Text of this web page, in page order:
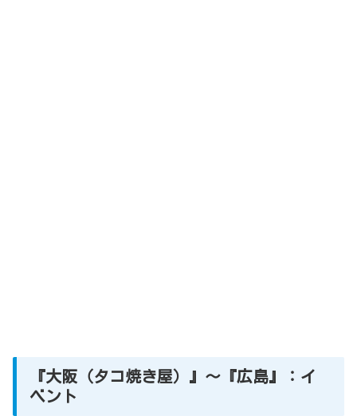
『大阪（タコ焼き屋）』～『広島』：イ
ベント